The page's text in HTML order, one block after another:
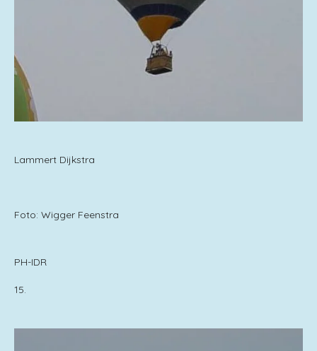
Lammert Dijkstra
Foto: Wigger Feenstra
PH-IDR
15.